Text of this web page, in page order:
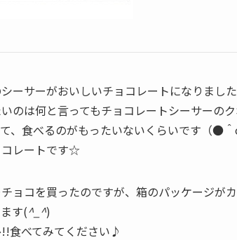
ーサーがおいしいチョコレートになりまし
のは何と言ってもチョコレートシーサーの
、食べるのがもったいないくらいです（●＾
レートです☆
ョコを買ったのですが、箱のパッケージが
す(^_^)
食べてみてください♪